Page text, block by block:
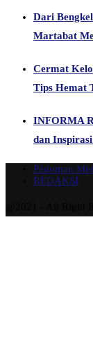
Dari
Martabat
Cermat
Tips Hemat
INFORMA
dan
Pedoman
REDAKSI